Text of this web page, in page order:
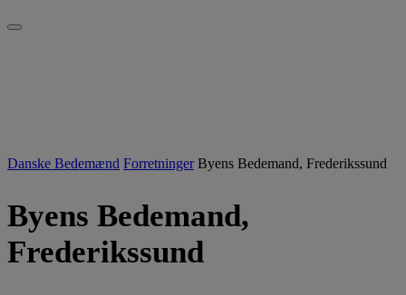
Danske Bedemænd Forretninger Byens Bedemand, Frederikssund
Byens Bedemand,
Frederikssund